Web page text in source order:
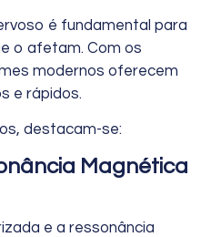
é fundamental para
o afetam. Com os
modernos oferecem
e rápidos.
destacam-se:
Magnética
e a ressonância